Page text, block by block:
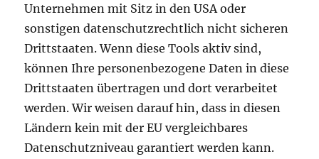
Unternehmen mit Sitz in den USA oder
sonstigen datenschutzrechtlich nicht sicheren
Drittstaaten. Wenn diese Tools aktiv sind,
können Ihre personenbezogene Daten in diese
Drittstaaten übertragen und dort verarbeitet
werden. Wir weisen darauf hin, dass in diesen
Ländern kein mit der EU vergleichbares
Datenschutzniveau garantiert werden kann.